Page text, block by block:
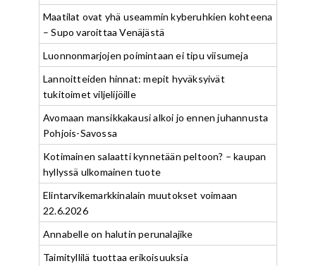
Maatilat ovat yhä useammin kyberuhkien kohteena
– Supo varoittaa Venäjästä
Luonnonmarjojen poimintaan ei tipu viisumeja
Lannoitteiden hinnat: mepit hyväksyivät
tukitoimet viljelijöille
Avomaan mansikkakausi alkoi jo ennen juhannusta
Pohjois-Savossa
Kotimainen salaatti kynnetään peltoon? – kaupan
hyllyssä ulkomainen tuote
Elintarvikemarkkinalain muutokset voimaan
22.6.2026
Annabelle on halutin perunalajike
Taimityllilä tuottaa erikoisuuksia